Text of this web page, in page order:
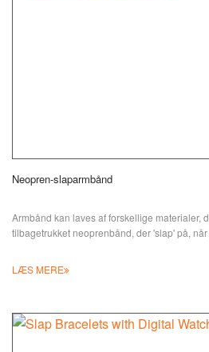
Neopren-slaparmbånd
Armbånd kan laves af forskellige materialer,
tilbagetrukket neoprenbånd, der 'slap' på,
LÆS MERE